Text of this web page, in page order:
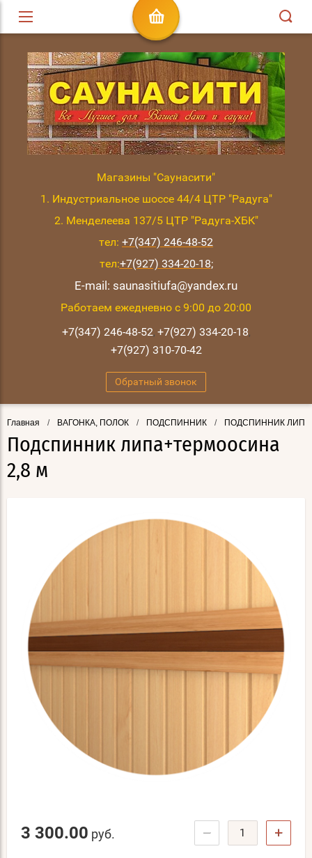
Магазины "Саунасити"
1. Индустриальное шоссе 44/4 ЦТР "Радуга"
2. Менделеева 137/5 ЦТР "Радуга-ХБК"
тел: +7(347) 246-48-52
тел:+7(927) 334-20-18;
E-mail: saunasitiufa@yandex.ru
Работаем ежедневно с 9:00 до 20:00
+7(347) 246-48-52, +7(927) 334-20-18,
+7(927) 310-70-42
Обратный звонок
Главная / ВАГОНКА, ПОЛОК / ПОДСПИННИК / ПОДСПИННИК
Подспинник липа+термоосина
2,8 м
3 300.00 руб. − +